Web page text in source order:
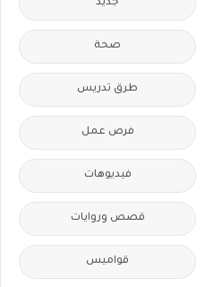
جديد
صحة
طرق تدريس
فرص عمل
فيديوهات
قصص وروايات
قواميس